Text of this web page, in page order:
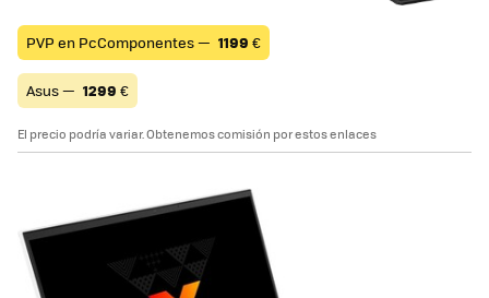
PVP en PcComponentes — 1199 €
Asus — 1299 €
El precio podría variar. Obtenemos comisión por estos enlaces